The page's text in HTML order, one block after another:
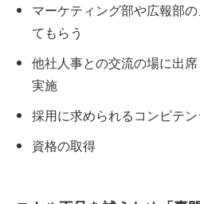
マーケティング部や広報部
てもらう
他社人事との交流の場に出
実施
採用に求められるコンピテ
資格の取得